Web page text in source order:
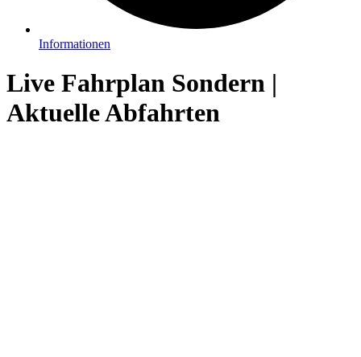
Informationen
Live Fahrplan Sondern |
Aktuelle Abfahrten